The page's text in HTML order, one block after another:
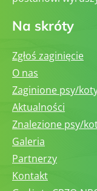
Na skróty
Zgłoś zaginięcie
O nas
Zaginione psy/
Aktualności
Znalezione psy/
Galeria
Partnerzy
Kontakt